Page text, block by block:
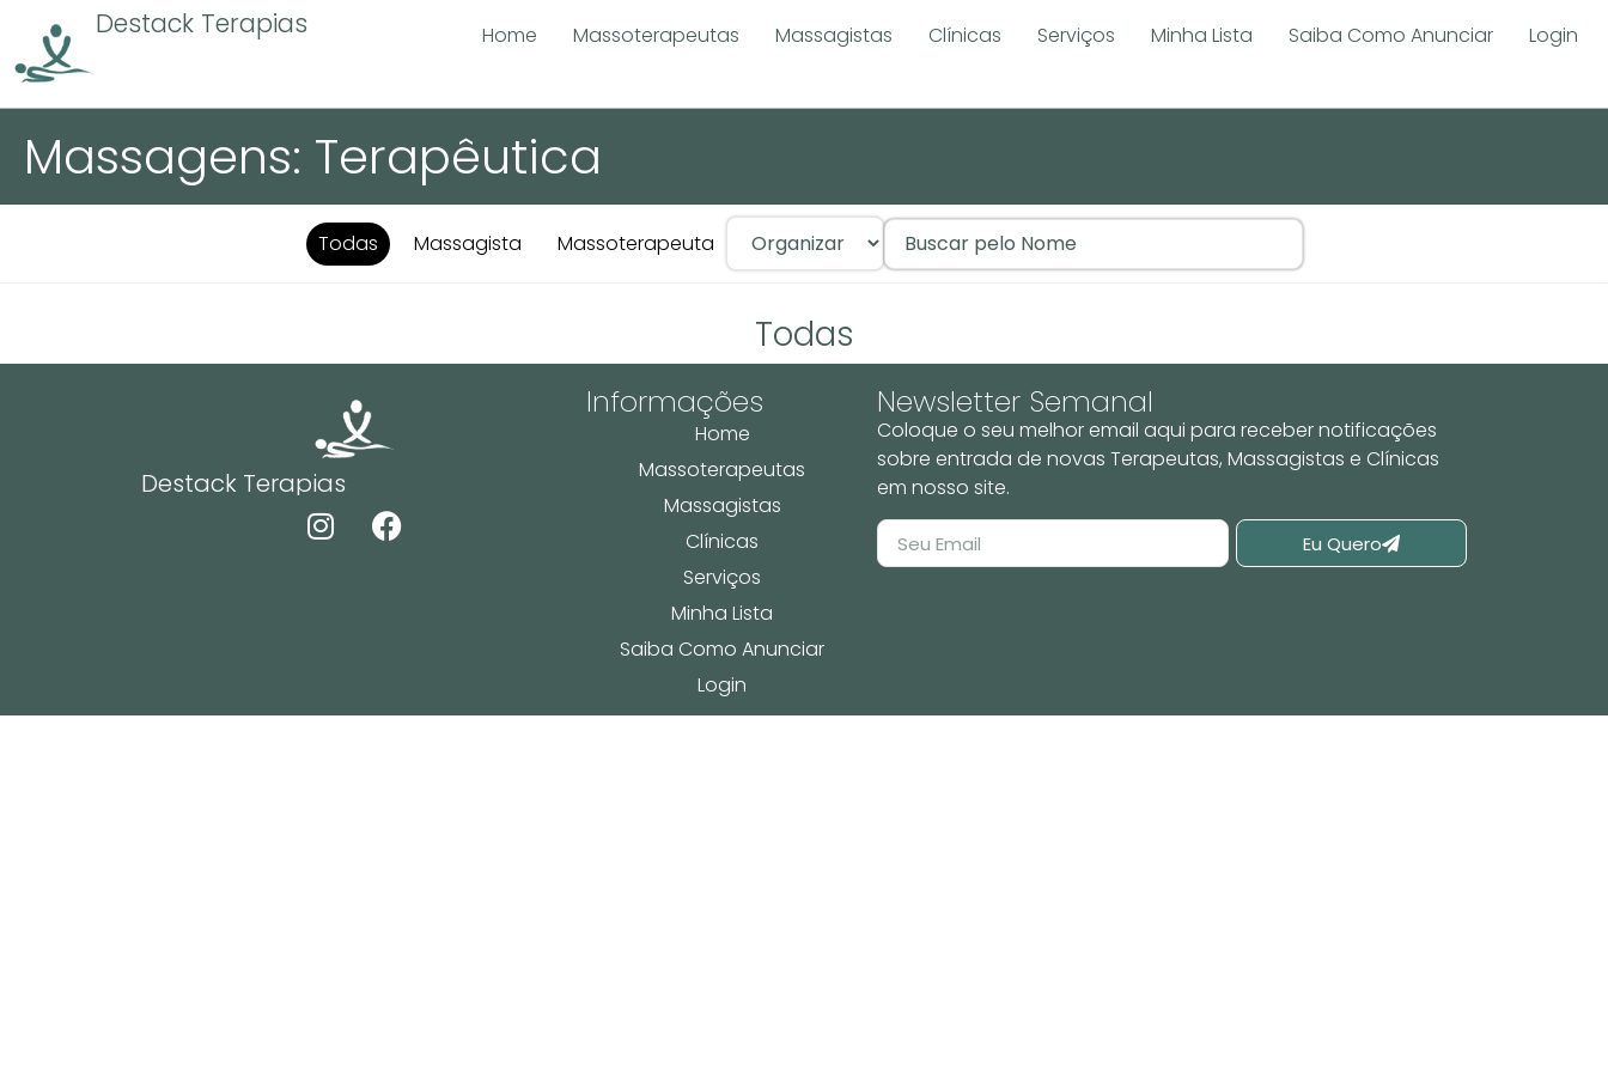
Destack Terapias Home Massoterapeutas Massagistas Clínicas Serviços Minha Lista Saiba Como Anunciar Login
Massagens: Terapêutica
Todas Massagista Massoterapeuta
Todas
Destack Terapias
Informações
Home
Massoterapeutas
Massagistas
Clínicas
Serviços
Minha Lista
Saiba Como Anunciar
Login
Newsletter Semanal
Coloque o seu melhor email aqui para receber notificações
sobre entrada de novas Terapeutas, Massagistas e Clínicas
em nosso site.
Eu Quero